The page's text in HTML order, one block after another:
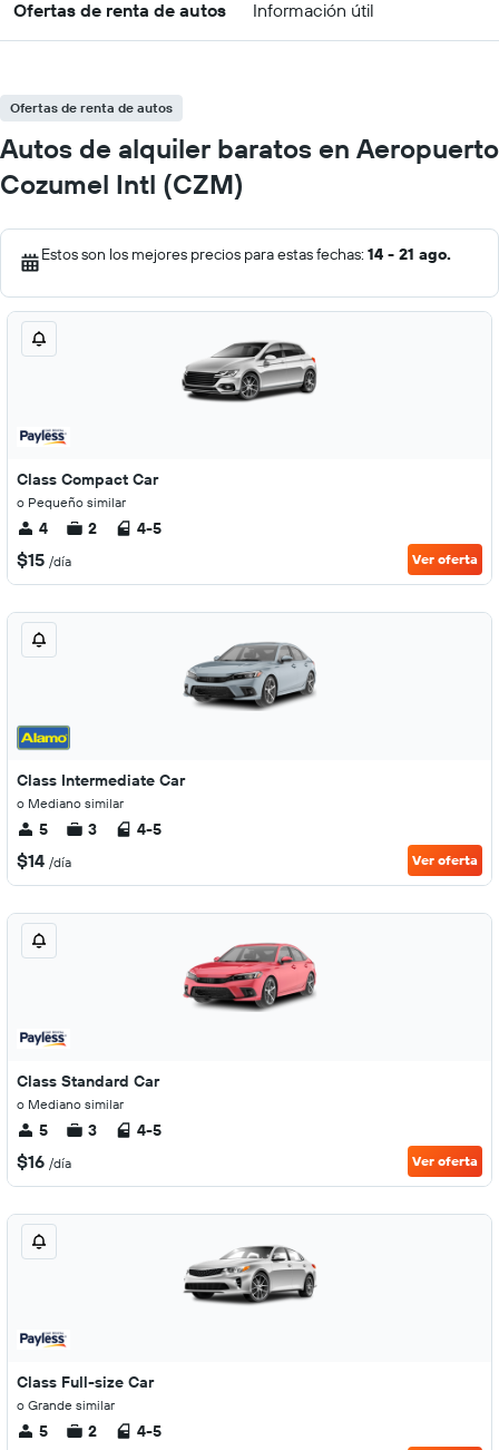
Ofertas de renta de autos Información útil
Ofertas de renta de autos
Autos de alquiler baratos en Aeropuerto
Cozumel Intl (CZM)
Estos son los mejores precios para estas fechas: 14 - 21 ago.
Class Compact Car
o Pequeño similar
4 2 4-5
$15 /día Ver oferta
Class Intermediate Car
o Mediano similar
5 3 4-5
$14 /día Ver oferta
Class Standard Car
o Mediano similar
5 3 4-5
$16 /día Ver oferta
Class Full-size Car
o Grande similar
5 2 4-5